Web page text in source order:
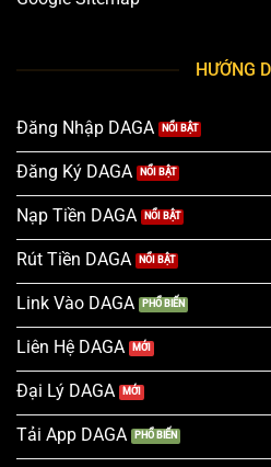
HƯỚNG
Đăng Nhập DAGA
Đăng Ký DAGA
Nạp Tiền DAGA
Rút Tiền DAGA
Link Vào DAGA
Liên Hệ DAGA
Đại Lý DAGA
Tải App DAGA